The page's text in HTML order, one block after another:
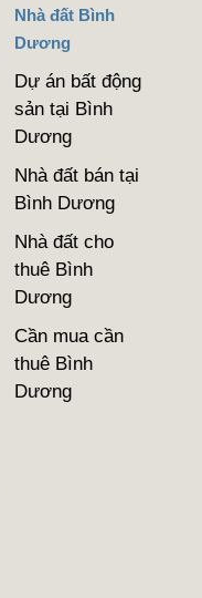
Nhà đất Bình
Dương
Dự án bất động
sản tại Bình
Dương
Nhà đất bán tại
Bình Dương
Nhà đất cho
thuê Bình
Dương
Cần mua cần
thuê Bình
Dương